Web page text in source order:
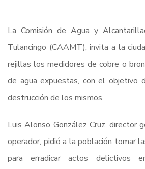
La Comisión de Agua y
Tulancingo (CAAMT), invita a la
rejillas los medidores de cobre o
de agua expuestas, con el objetivo
destrucción de los mismos.
Luis Alonso González Cruz, director
operador, pidió a la población tomar
para erradicar actos delictivos